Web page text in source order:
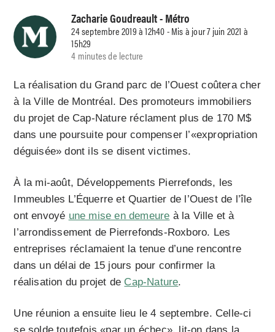
Zacharie Goudreault- Métro
24 septembre 2019 à 12h40 - Mis à jour 7 juin 2021 à
15h29
4 minutes de lecture
La réalisation du Grand parc de l’Ouest coûtera cher
à la Ville de Montréal. Des promoteurs immobiliers
du projet de Cap-Nature réclament plus de 170 M$
dans une poursuite pour compenser l’«expropriation
déguisée» dont ils se disent victimes.
À la mi-août, Développements Pierrefonds, les
Immeubles L’Équerre et Quartier de l’Ouest de l’île
ont envoyé une mise en demeure à la Ville et à
l’arrondissement de Pierrefonds-Roxboro. Les
entreprises réclamaient la tenue d’une rencontre
dans un délai de 15 jours pour confirmer la
réalisation du projet de Cap-Nature.
Une réunion a ensuite lieu le 4 septembre. Celle-ci